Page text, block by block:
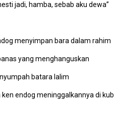
jadi, hamba, sebab aku dewa”
menyimpan bara dalam rahim
yang menghanguskan
batara lalim
endog meninggalkannya di